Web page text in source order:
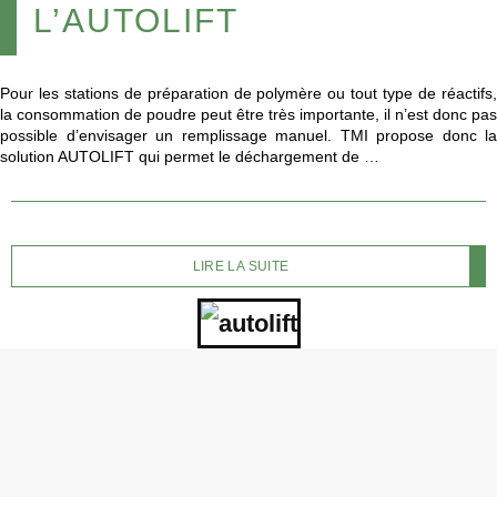
L’AUTOLIFT
Pour les stations de préparation de polymère ou tout type de réactifs,
la consommation de poudre peut être très importante, il n’est donc pas
possible d’envisager un remplissage manuel. TMI propose donc la
solution AUTOLIFT qui permet le déchargement de …
LIRE LA SUITE